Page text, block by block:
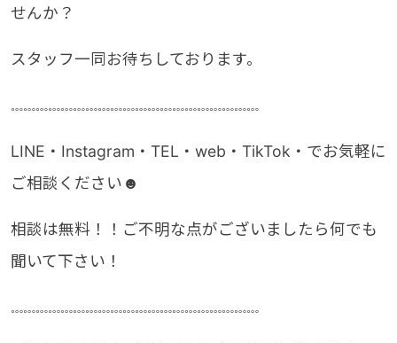
せんか？
スタッフ一同お待ちしております。
𓏧𓏧𓏧𓏧𓏧𓏧𓏧𓏧𓏧𓏧𓏧𓏧𓏧𓏧𓏧𓏧𓏧𓏧𓏧𓏧
LINE・Instagram・TEL・web・TikTok・でお気軽に
ご相談ください☻
相談は無料！！ご不明な点がございましたら何でも
聞いて下さい！
𓏧𓏧𓏧𓏧𓏧𓏧𓏧𓏧𓏧𓏧𓏧𓏧𓏧𓏧𓏧𓏧𓏧𓏧𓏧𓏧